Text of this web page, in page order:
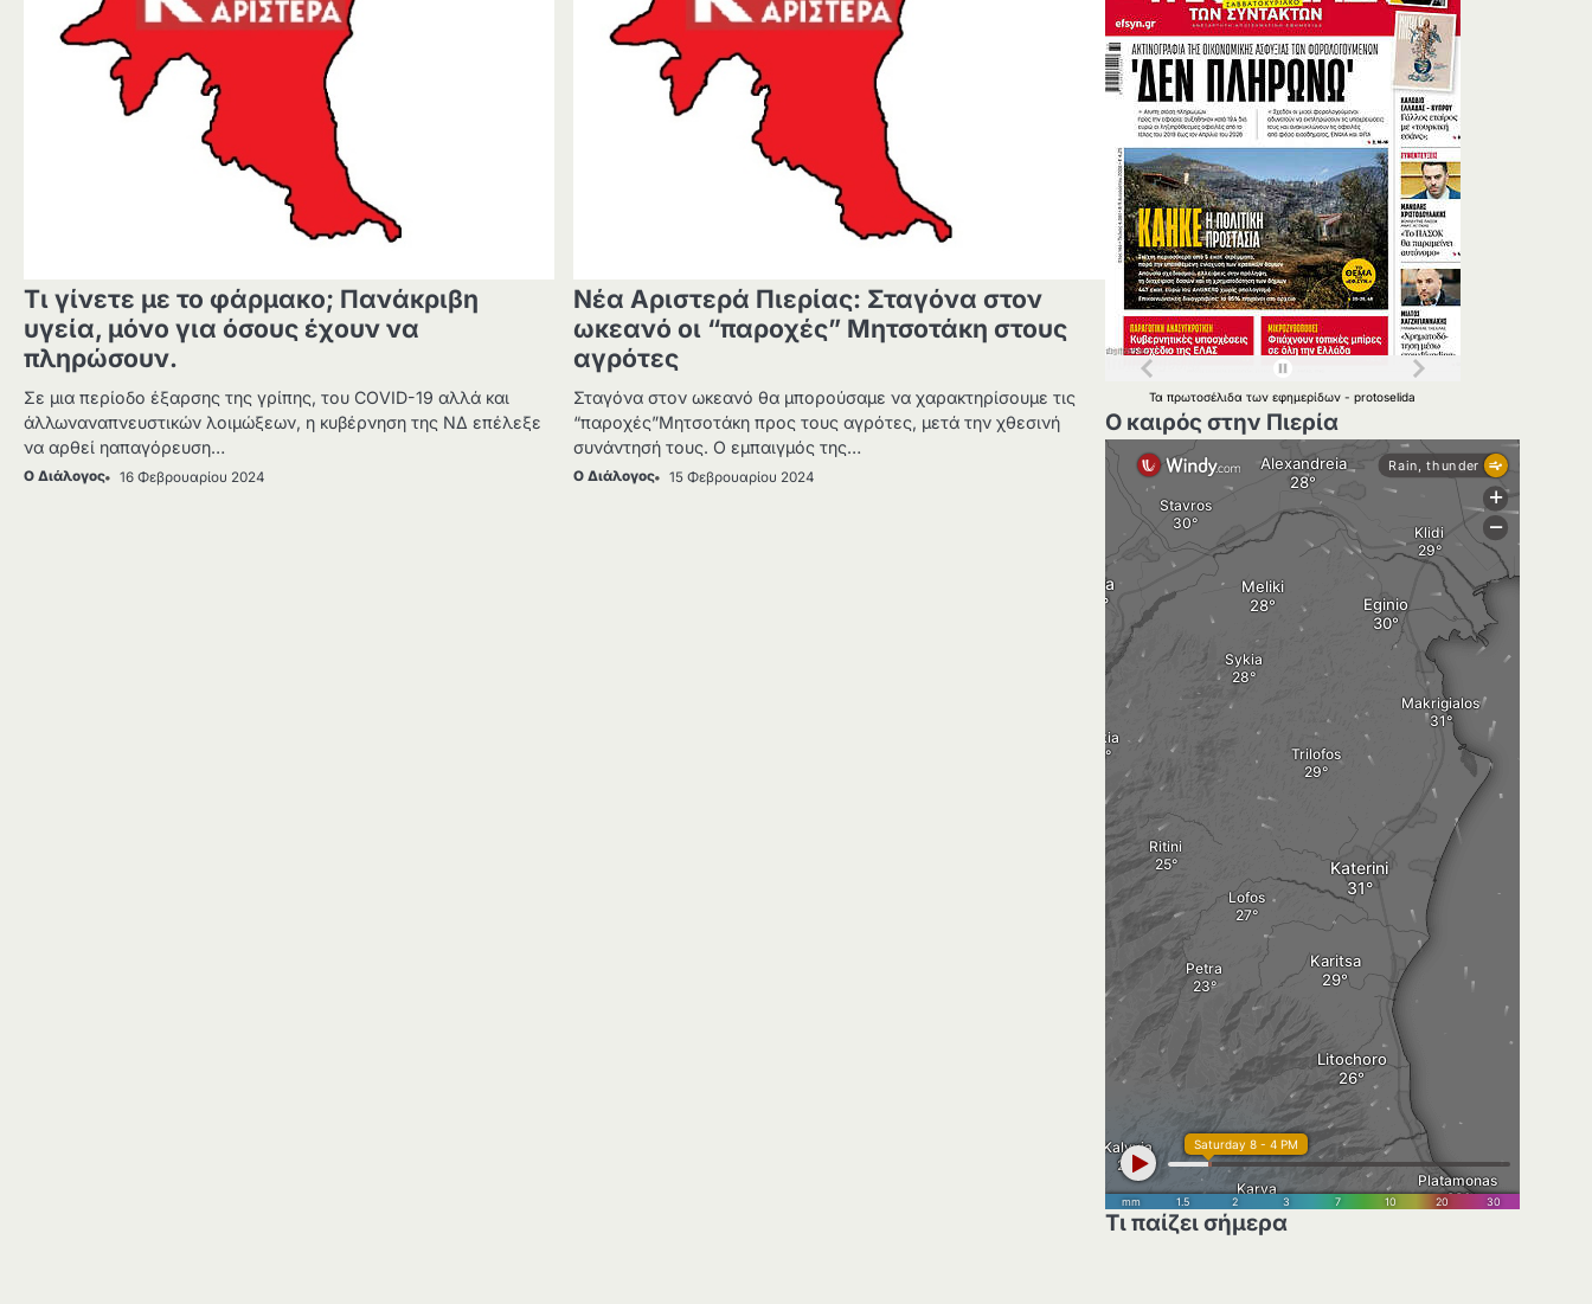
Τι γίνετε με το φάρμακο; Πανάκριβη
υγεία, μόνο για όσους έχουν να
πληρώσουν.
Σε μια περίοδο έξαρσης της γρίπης, του COVID-19 αλλά και
άλλωναναπνευστικών λοιμώξεων, η κυβέρνηση της ΝΔ επέλεξε
να αρθεί ηαπαγόρευση…
Ο Διάλογος 16 Φεβρουαρίου 2024
Νέα Αριστερά Πιερίας: Σταγόνα στον
ωκεανό οι “παροχές” Μητσοτάκη στους
αγρότες
Σταγόνα στον ωκεανό θα μπορούσαμε να χαρακτηρίσουμε τις
“παροχές”Μητσοτάκη προς τους αγρότες, μετά την χθεσινή
συνάντησή τους. Ο εμπαιγμός της…
Ο Διάλογος 15 Φεβρουαρίου 2024
Ταπρωτοσέλιδατωνεφημερίδων-protoselida
Ο καιρός στην Πιερία
Τι παίζει σήμερα